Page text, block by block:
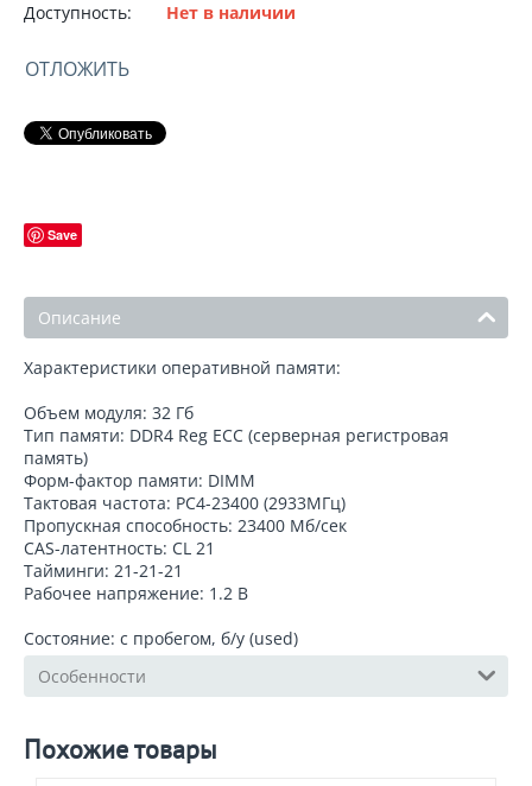
Доступность:
Нет в наличии
ОТЛОЖИТЬ
Save
Описание
Характеристики оперативной памяти:
Объем модуля: 32 Гб
Тип памяти: DDR4 Reg ECC (серверная регистровая
память)
Форм-фактор памяти: DIMM
Тактовая частота: PC4-23400 (2933МГц)
Пропускная способность: 23400 Мб/сек
CAS-латентность: CL 21
Тайминги: 21-21-21
Рабочее напряжение: 1.2 В
Состояние: с пробегом, б/у (used)
Особенности
Похожие товары